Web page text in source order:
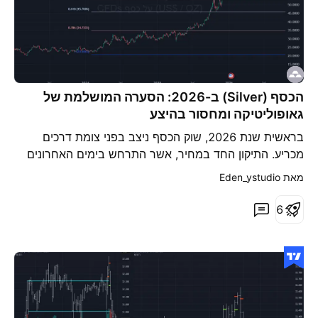
הכסף (Silver) ב-2026: הסערה המושלמת של
גאופוליטיקה ומחסור בהיצע
בראשית שנת 2026, שוק הכסף ניצב בפני צומת דרכים
מכריע. התיקון החד במחיר, אשר התרחש בימים האחרונים
של 2025, אינו מהווה סימן לחולשה אלא חלון הזדמנויות
אסטרטגי עבור משקיעים מנוסים. לאחר ראלי היסטורי שהביא
נשענת על נתק מבני בין שוק הנייר לשוק הפיזי – נתק יסודי
ועמוק בין "מחיר הנייר" הפיננסי, הנסחר בבורסות, לבין
המחסור הפיזי החריף בשטח. עדות ברורה לכך ניתן למצוא
בפרמיות הגבוהות המשולמות במרכזים תעשייתיים גלובליים
מאת ‎Eden_ystudio‎
6